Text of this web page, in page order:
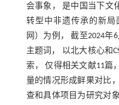
会事象， 是中国当下文
转型中非遗传承的新局
网）为例， 截至2024年
主题词， 以北大核心和
索， 仅得相关文献11篇
量的情况形成鲜果对比
查和具体项目为研究对